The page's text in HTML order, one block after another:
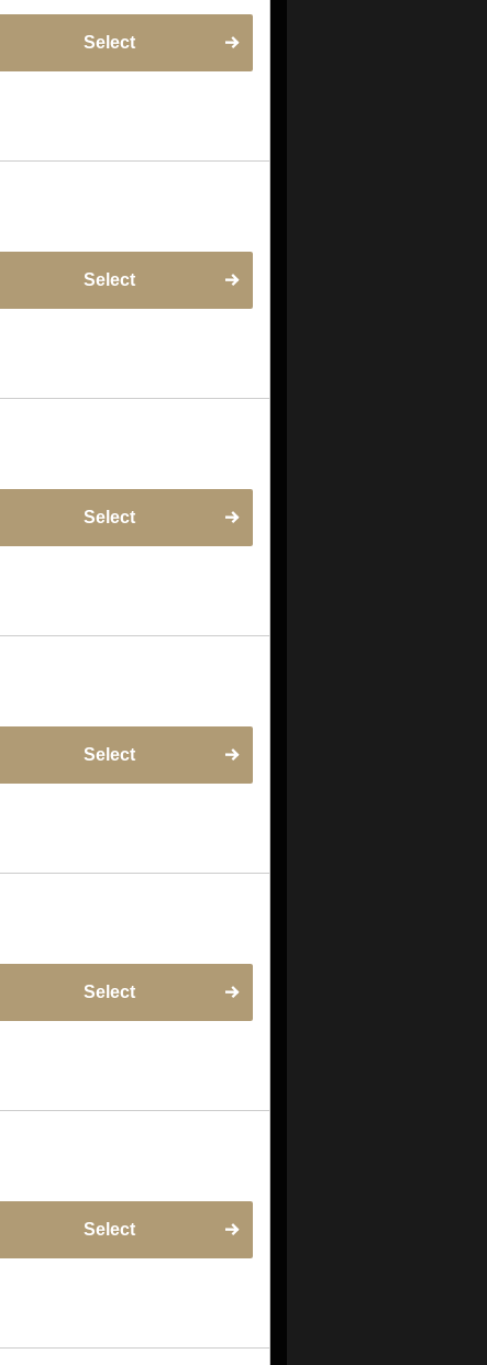
Select
Select
Select
Select
Select
Select